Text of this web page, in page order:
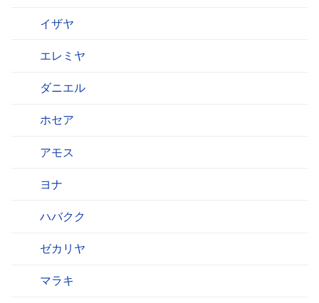
イザヤ
エレミヤ
ダニエル
ホセア
アモス
ヨナ
ハバクク
ゼカリヤ
マラキ